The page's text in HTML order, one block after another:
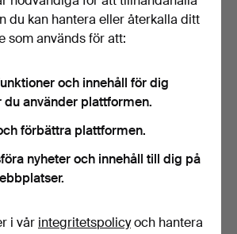
första hälft.
du kan hantera eller återkalla ditt
som används för att:
och innehåll för dig
du använder plattformen.
förbättra plattformen.
nyheter och innehåll till dig på
i vår integritetspolicyoch hantera